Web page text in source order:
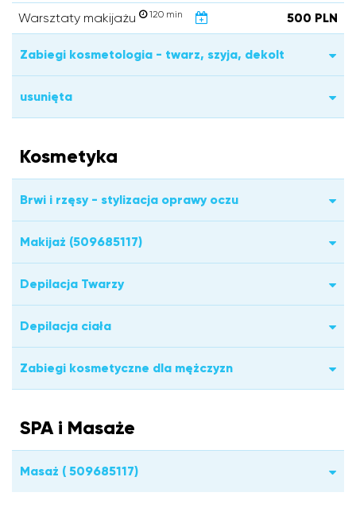
Warsztaty makijażu 120 min 500 PLN
Zabiegi kosmetologia - twarz, szyja, dekolt
usunięta
Kosmetyka
Brwi i rzęsy - stylizacja oprawy oczu
Makijaż (509685117)
Depilacja Twarzy
Depilacja ciała
Zabiegi kosmetyczne dla mężczyzn
SPA i Masaże
Masaż ( 509685117)